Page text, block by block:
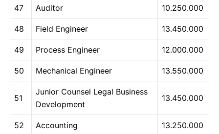
47 Auditor 10.250.000
48 Field Engineer 13.450.000
49 Process Engineer 12.000.000
50 Mechanical Engineer 13.550.000
51
Junior Counsel Legal Business
Development
13.450.000
52 Accounting 13.250.000